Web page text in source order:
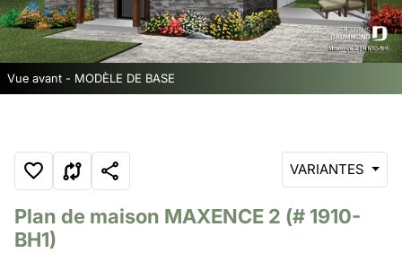
Vue avant - MODÈLE DE BASE
VARIANTES
Plan de maison MAXENCE 2 (# 1910-
BH1)